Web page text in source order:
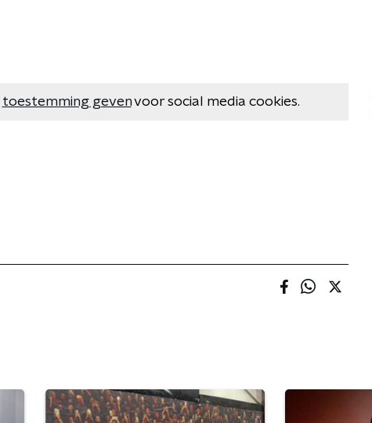
toestemming gevenvoor social media cookies.